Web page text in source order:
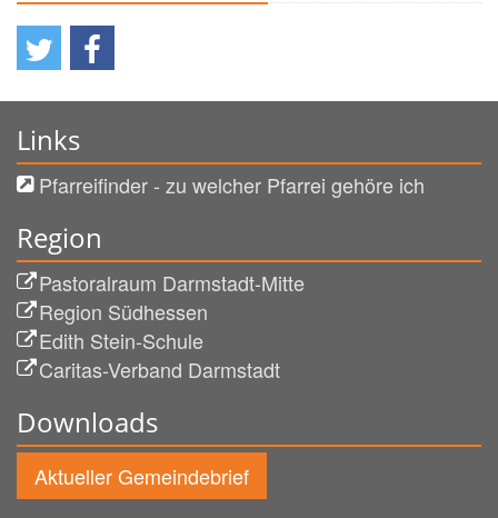
Links
Pfarreifinder - zu welcher Pfarrei gehöre ich
Region
Pastoralraum Darmstadt-Mitte
Region Südhessen
Edith Stein-Schule
Caritas-Verband Darmstadt
Downloads
Aktueller Gemeindebrief